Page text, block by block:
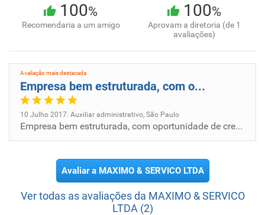
100%
Recomendaria a um amigo
100%
Aprovam a diretoria (de 1
avaliações)
Avaliação mais destacada
Empresa bem estruturada, com o...
10 Julho 2017. Auxiliar administrativo, São Paulo
Empresa bem estruturada, com oportunidade de crescimento interno.
Avaliar a MAXIMO & SERVICO LTDA
Ver todas as avaliações da MAXIMO & SERVICO
LTDA (2)